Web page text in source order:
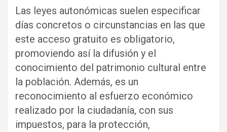
Las leyes autonómicas suelen especificar
días concretos o circunstancias en las que
este acceso gratuito es obligatorio,
promoviendo así la difusión y el
conocimiento del patrimonio cultural entre
la población. Además, es un
reconocimiento al esfuerzo económico
realizado por la ciudadanía, con sus
impuestos, para la protección,